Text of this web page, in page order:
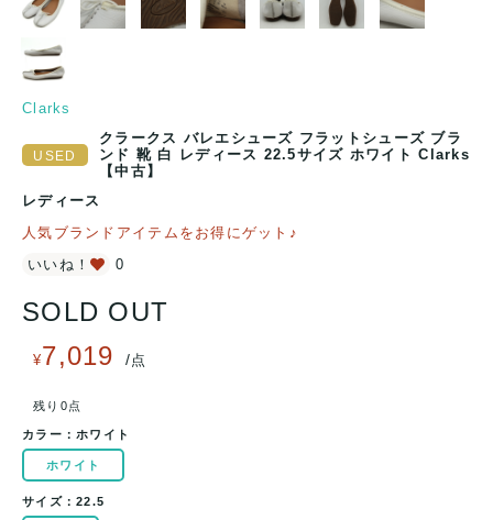
Clarks
クラークス バレエシューズ フラットシューズ ブラ
ンド 靴 白 レディース 22.5サイズ ホワイト Clarks
【中古】
レディース
人気ブランドアイテムをお得にゲット♪
いいね！
0
SOLD OUT
¥7,019 /点
残り0点
カラー： ホワイト
ホワイト
サイズ：22.5